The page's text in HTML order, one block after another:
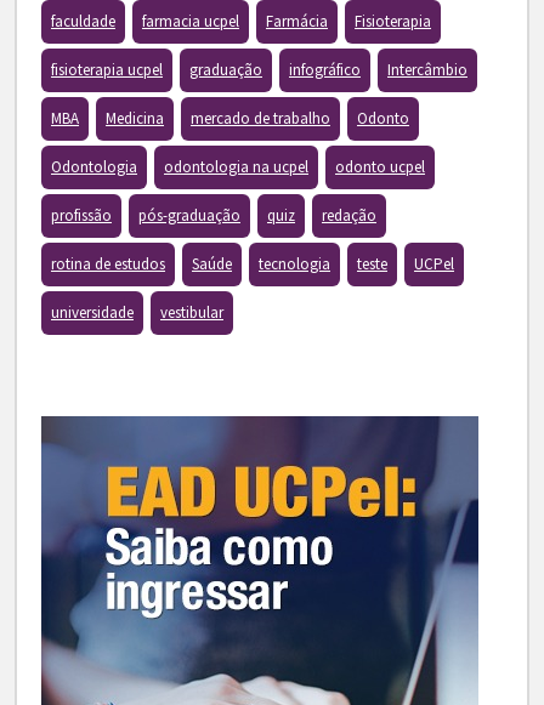
faculdade farmacia ucpel Farmácia Fisioterapia
fisioterapia ucpel graduação infográfico Intercâmbio
MBA Medicina mercado de trabalho Odonto
Odontologia odontologia na ucpel odonto ucpel
profissão pós-graduação quiz redação
rotina de estudos Saúde tecnologia teste UCPel
universidade vestibular